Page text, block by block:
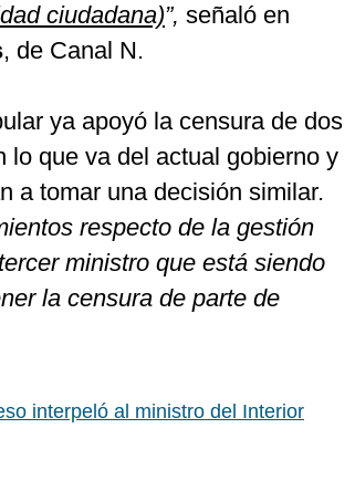
ciudadana)”, señaló en
, de Canal N.
ya apoyó la censura de dos
lo que va del actual gobierno y
a tomar una decisión similar.
respecto de la gestión
ministro que está siendo
la censura de parte de
interpeló al ministro del Interior